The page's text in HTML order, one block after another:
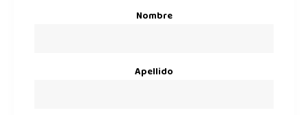
Nombre
Apellido